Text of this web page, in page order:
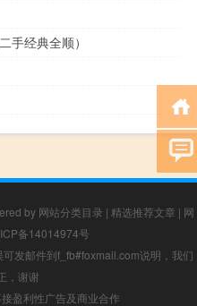
手经典全顺）
by 网站分类目录 | 精选推荐文章 | 网
备14014974号
发邮件到f_fb#foxmail.com说明，我们
，谢谢
盈利性广告及商业合作